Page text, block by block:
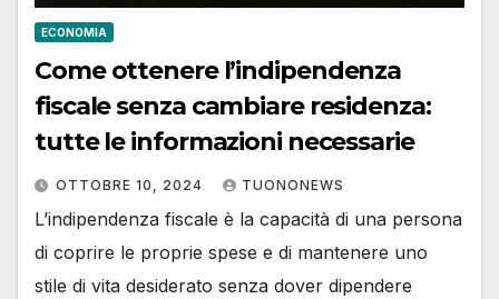
ECONOMIA
Come ottenere l’indipendenza
fiscale senza cambiare residenza:
tutte le informazioni necessarie
OTTOBRE 10, 2024 TUONONEWS
L’indipendenza fiscale è la capacità di una persona
di coprire le proprie spese e di mantenere uno
stile di vita desiderato senza dover dipendere